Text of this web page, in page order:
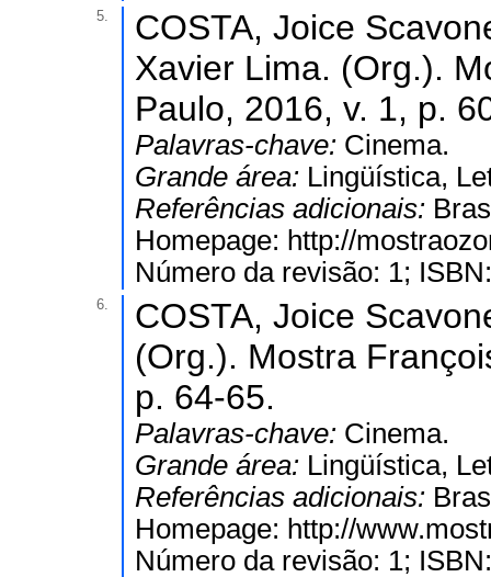
5.
COSTA, Joice
Xavier Lima. (Org.).
Paulo, 2016, v. 1, p.
Palavras-chave: Cinema.
Grande área: Lingüística,
Referências adicionais:
Homepage: http://
Número da revisão: 1;
6.
COSTA, Joice
(Org.). Mostra
p. 64-65.
Palavras-chave: Cinema.
Grande área: Lingüística,
Referências adicionais:
Homepage: http://
Número da revisão: 1;